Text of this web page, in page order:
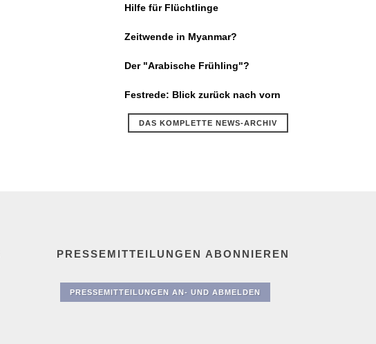
Hilfe für Flüchtlinge
Zeitwende in Myanmar?
Der "Arabische Frühling"?
Festrede: Blick zurück nach vorn
DAS KOMPLETTE NEWS-ARCHIV
PRESSEMITTEILUNGEN ABONNIEREN
PRESSEMITTEILUNGEN AN- UND ABMELDEN